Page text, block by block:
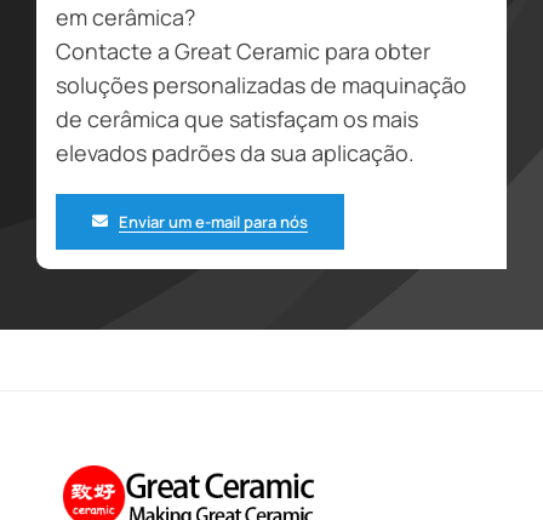
em cerâmica?
Contacte a Great Ceramic para obter
soluções personalizadas de maquinação
de cerâmica que satisfaçam os mais
elevados padrões da sua aplicação.
Enviar um e-mail para nós